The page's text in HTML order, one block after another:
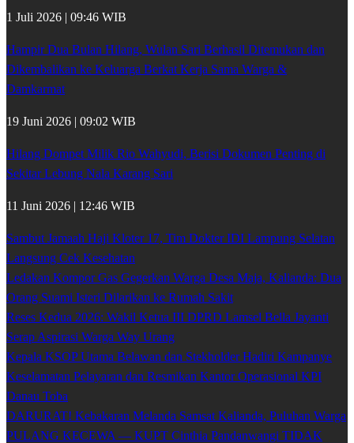
1 Juli 2026 | 09:46 WIB
Hampir Dua Bulan Hilang, Wulan Sari Berhasil Ditemukan dan
Dikembalikan ke Keluarga Berkat Kerja Sama Warga &
Damkarmat
19 Juni 2026 | 09:02 WIB
Hilang Dompet Milik Rio Wahyudi, Berisi Dokumen Penting di
Sekitar Lebung Nala Karang Sari
11 Juni 2026 | 12:46 WIB
Sambut Jamaah Haji Kloter 17, Tim Dokter IDI Lampung Selatan
Langsung Cek Kesehatan
Ledakan Kompor Gas Gegerkan Warga Desa Maja, Kalianda: Dua
Orang Suami Isteri Dilarikan ke Rumah Sakit
Reses Kedua 2026: Wakil Ketua III DPRD Lamsel Bella Jayanti
Serap Aspirasi Warga Way Urang
Kepala KSOP Utama Belawan dan Stekholder Hadiri Kampanye
Keselamatan Pelayaran dan Resmikan Kantor Operasional KPI
Danau Toba
DARURAT! Kebakaran Melanda Samsat Kalianda, Puluhan Warga
PULANG KECEWA — KUPT Cinthia Pandanwangi TIDAK